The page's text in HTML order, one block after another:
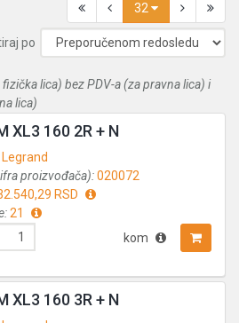
32
po
lica) bez PDV-a (za pravna lica) i
lica)
XL3 160 2R + N
Legrand
proizvođača):020072
RSD
21
kom
XL3 160 3R + N